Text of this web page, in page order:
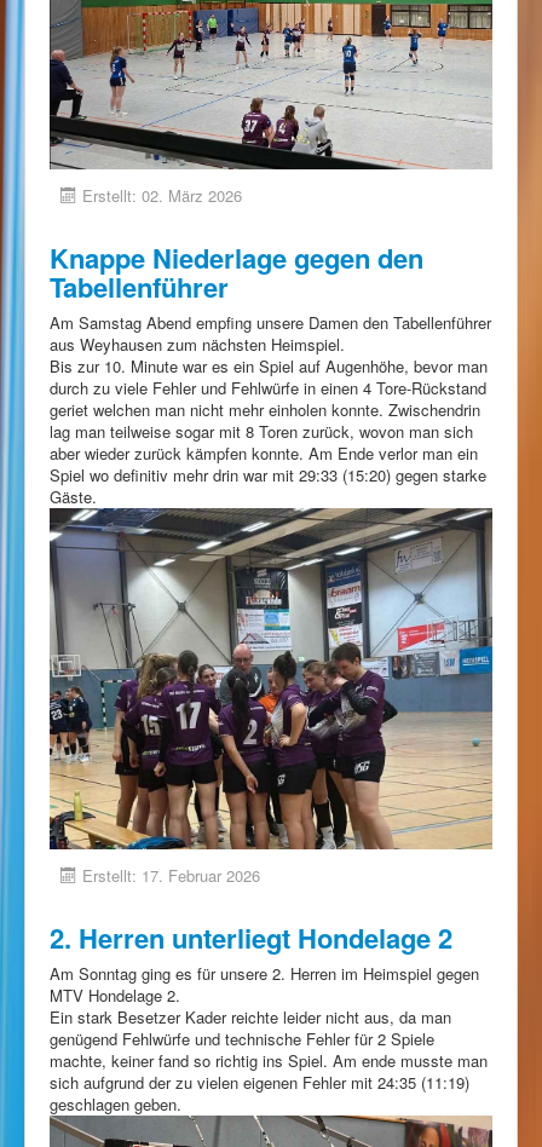
Erstellt: 02. März 2026
Knappe Niederlage gegen den
Tabellenführer
Am Samstag Abend empfing unsere Damen den Tabellenführer
aus Weyhausen zum nächsten Heimspiel.
Bis zur 10. Minute war es ein Spiel auf Augenhöhe, bevor man
durch zu viele Fehler und Fehlwürfe in einen 4 Tore-Rückstand
geriet welchen man nicht mehr einholen konnte. Zwischendrin
lag man teilweise sogar mit 8 Toren zurück, wovon man sich
aber wieder zurück kämpfen konnte. Am Ende verlor man ein
Spiel wo definitiv mehr drin war mit 29:33 (15:20) gegen starke
Gäste.
Erstellt: 17. Februar 2026
2. Herren unterliegt Hondelage 2
Am Sonntag ging es für unsere 2. Herren im Heimspiel gegen
MTV Hondelage 2.
Ein stark Besetzer Kader reichte leider nicht aus, da man
genügend Fehlwürfe und technische Fehler für 2 Spiele
machte, keiner fand so richtig ins Spiel. Am ende musste man
sich aufgrund der zu vielen eigenen Fehler mit 24:35 (11:19)
geschlagen geben.